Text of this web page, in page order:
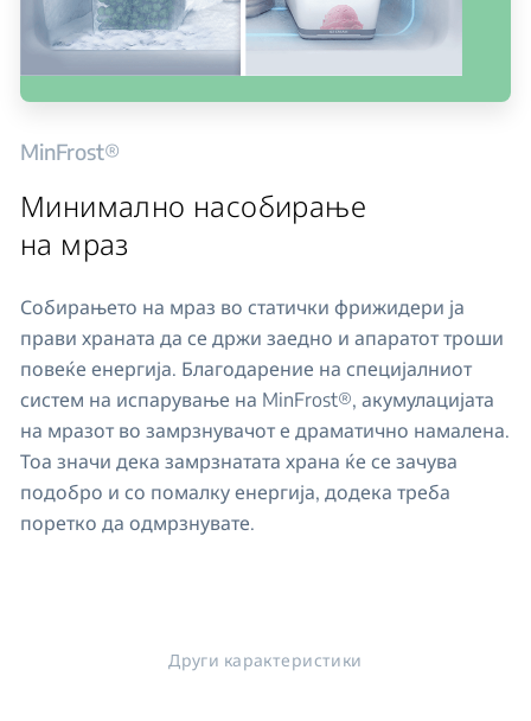
MinFrost®
Минимално насобирање
на мраз
Собирањето на мраз во статички фрижидери ја
прави храната да се држи заедно и апаратот троши
повеќе енергија. Благодарение на специјалниот
систем на испарување на MinFrost®, акумулацијата
на мразот во замрзнувачот е драматично намалена.
Тоа значи дека замрзнатата храна ќе се зачува
подобро и со помалку енергија, додека треба
поретко да одмрзнувате.
Други карактеристики